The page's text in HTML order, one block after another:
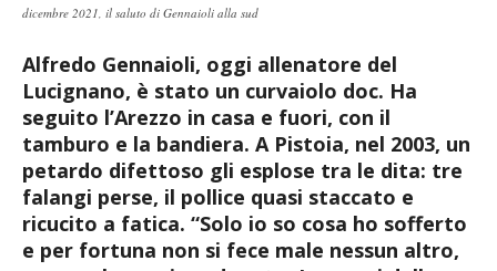
dicembre 2021, il saluto di Gennaioli alla sud
Alfredo Gennaioli, oggi allenatore del
Lucignano, è stato un curvaiolo doc. Ha
seguito l’Arezzo in casa e fuori, con il
tamburo e la bandiera. A Pistoia, nel 2003, un
petardo difettoso gli esplose tra le dita: tre
falangi perse, il pollice quasi staccato e
ricucito a fatica. “Solo io so cosa ho sofferto
e per fortuna non si fece male nessun altro,